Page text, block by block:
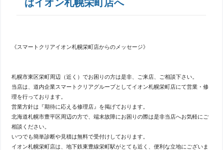
はイオン札幌栄町店へ
《スマートクリアイオン札幌栄町店からのメッセージ》
札幌市東区栄町周辺（近く）でお困りの方は是非、ご来店、ご相談下さい。
当店は、道内企業スマートクリアグループとしてイオン札幌栄町店にて営業・修
理を行っております。
営業方針は『期待に応える修理店』を掲げております。
北海道札幌市豊平区周辺の方で、端末故障にお困りの際は是非当店へお気軽にご
相談ください。
いつでも簡単診断や見積は無料で受付けしております。
イオン札幌栄町店は、地下鉄東豊線栄町駅がとても近く、便利な立地にございま